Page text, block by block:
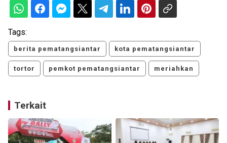
Tags:
berita pematangsiantar kota pematangsiantar
tortor pemkot pematangsiantar meriahkan
Terkait